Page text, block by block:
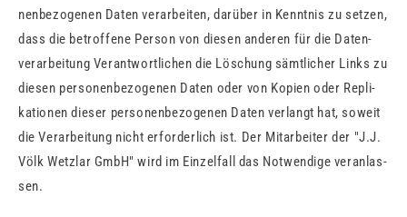
nen­be­zo­ge­nen Daten ver­ar­bei­ten, dar­über in Kennt­nis zu set­zen,
dass die be­trof­fe­ne Per­son von die­sen an­de­ren für die Da­ten­
ver­ar­bei­tung Ver­ant­wort­li­chen die Lö­schung sämt­li­cher Links zu
die­sen per­so­nen­be­zo­ge­nen Daten oder von Ko­pi­en oder Re­pli­
ka­tio­nen die­ser per­so­nen­be­zo­ge­nen Daten ver­langt hat, so­weit
die Ver­ar­bei­tung nicht er­for­der­lich ist. Der Mit­ar­bei­ter der "J.J.
Völk Wetzlar GmbH" wird im Ein­zel­fall das Not­wen­di­ge ver­an­las­
sen.